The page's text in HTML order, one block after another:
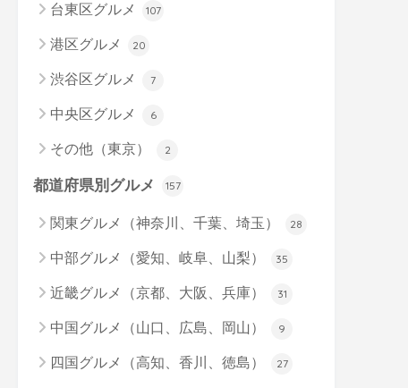
台東区グルメ 107
港区グルメ 20
渋谷区グルメ 7
中央区グルメ 6
その他（東京） 2
都道府県別グルメ 157
関東グルメ（神奈川、千葉、埼玉） 28
中部グルメ（愛知、岐阜、山梨） 35
近畿グルメ（京都、大阪、兵庫） 31
中国グルメ（山口、広島、岡山） 9
四国グルメ（高知、香川、徳島） 27